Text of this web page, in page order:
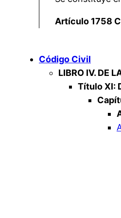
Artículo 1758
Código Civil
LIBRO IV. DE
Título XI: